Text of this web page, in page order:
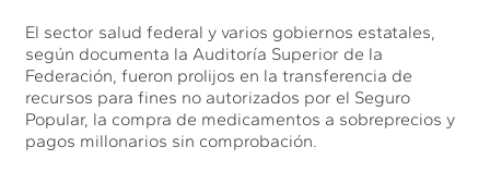
El sector salud federal y varios gobiernos estatales,
según documenta la Auditoría Superior de la
Federación, fueron prolijos en la transferencia de
recursos para fines no autorizados por el Seguro
Popular, la compra de medicamentos a sobreprecios y
pagos millonarios sin comprobación.